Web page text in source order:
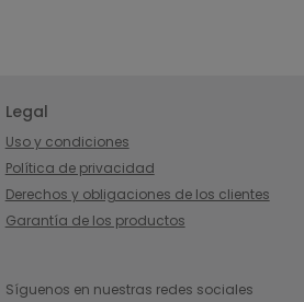
Legal
Uso y condiciones
Política de privacidad
Derechos y obligaciones de los clientes
Garantía de los productos
Síguenos en nuestras redes sociales